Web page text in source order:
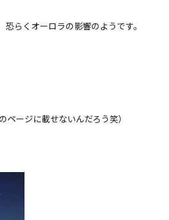
らくオーロラの影響のようです。
ージに載せないんだろう笑）